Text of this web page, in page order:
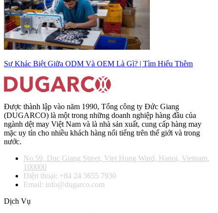
Sự Khác Biệt Giữa ODM Và OEM Là Gì? | Tìm Hiểu Thêm
Được thành lập vào năm 1990, Tổng công ty Đức Giang
(DUGARCO) là một trong những doanh nghiệp hàng đầu của
ngành dệt may Việt Nam và là nhà sản xuất, cung cấp hàng may
mặc uy tín cho nhiều khách hàng nổi tiếng trên thế giới và trong
nước.
No.59, Duc Giang Street, Viet Hung Ward, Hanoi, Vietnam,
100000
Điện thoại: +84 24 3655 7930
Email: info@dugarco.com
Dịch Vụ